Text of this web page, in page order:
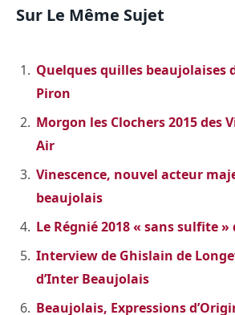
Sur Le Même Sujet
Quelques quilles beaujolaises
Piron
Morgon les Clochers 2015 des
Air
Vinescence, nouvel acteur
beaujolais
Le Régnié 2018 « sans sulfite
Interview de Ghislain de
d’Inter Beaujolais
Beaujolais, Expressions